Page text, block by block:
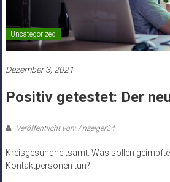
Uncategorized
Dezember 3, 2021
Positiv getestet: Der
Veröffentlicht von: Anzeiger24
Kreisgesundheitsamt: Was sollen
Kontaktpersonen tun?